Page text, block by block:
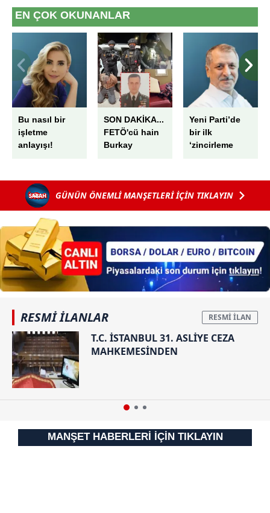
EN ÇOK OKUNANLAR
Bu nasıl bir
işletme
anlayışı!
SON DAKİKA...
FETÖ'cü hain
Burkay
Alanur
Karatepe
yardım ettiği
tespit
edilmişti!
Yeni Parti’de
bir ilk
‘zincirleme
GÜNÜN ÖNEMLİ MANŞETLERİ İÇİN TIKLAYIN
RESMİ İLANLAR
T.C. İSTANBUL 31. ASLİYE CEZA
MAHKEMESİNDEN
MANŞET HABERLERİ İÇİN TIKLAYIN